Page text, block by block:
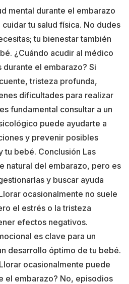
mental durante el embarazo
tu salud física. No dudes
tu bienestar también
¿Cuándo acudir al médico
el embarazo? Si
tristeza profunda,
dificultades para realizar
fundamental consultar a un
puede ayudarte a
y prevenir posibles
tu bebé. Conclusión Las
natural del embarazo, pero es
y buscar ayuda
ocasionalmente no suele
el estrés o la tristeza
efectos negativos.
es clave para un
desarrollo óptimo de tu bebé.
ocasionalmente puede
el embarazo? No, episodios